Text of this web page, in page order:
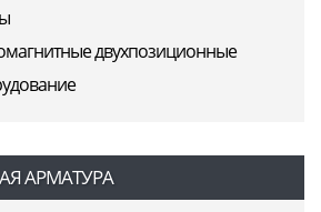
двухпозиционные
АРМАТУРА